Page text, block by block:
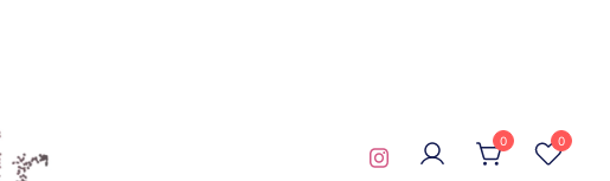
0 0